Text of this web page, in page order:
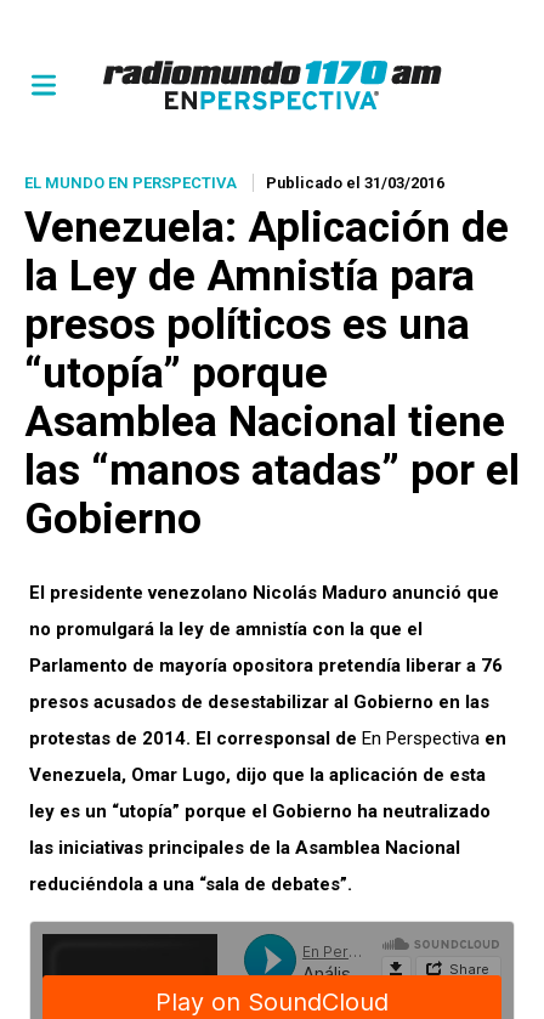
EL MUNDO EN PERSPECTIVA Publicado el 31/03/2016
Venezuela: Aplicación de
la Ley de Amnistía para
presos políticos es una
“utopía” porque
Asamblea Nacional tiene
las “manos atadas” por el
Gobierno
El presidente venezolano Nicolás Maduro anunció que
no promulgará la ley de amnistía con la que el
Parlamento de mayoría opositora pretendía liberar a 76
presos acusados de desestabilizar al Gobierno en las
protestas de 2014. El corresponsal de En Perspectiva en
Venezuela, Omar Lugo, dijo que la aplicación de esta
ley es un “utopía” porque el Gobierno ha neutralizado
las iniciativas principales de la Asamblea Nacional
reduciéndola a una “sala de debates”.